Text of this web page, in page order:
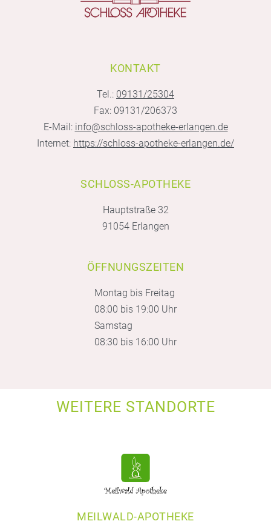
KONTAKT
Tel.: 09131/25304
Fax: 09131/206373
E-Mail: info@schloss-apotheke-erlangen.de
Internet: https://schloss-apotheke-erlangen.de/
SCHLOSS-APOTHEKE
Hauptstraße 32
91054 Erlangen
ÖFFNUNGSZEITEN
Montag bis Freitag
08:00 bis 19:00 Uhr
Samstag
08:30 bis 16:00 Uhr
WEITERE STANDORTE
MEILWALD-APOTHEKE